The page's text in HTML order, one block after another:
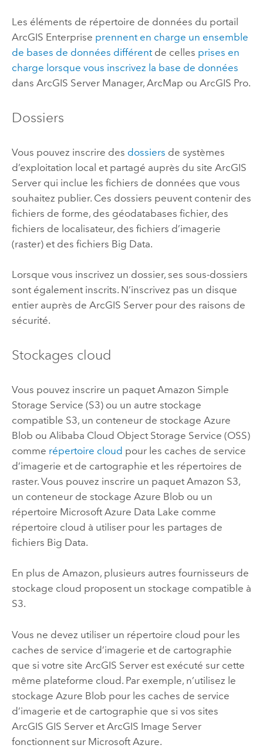
Les éléments de répertoire de données du portail
ArcGIS Enterprise prennent en charge un ensemble
de bases de données différentde celles prises en
charge lorsque vous inscrivez la base de données
dans ArcGIS Server Manager, ArcMap ou ArcGIS Pro.
Dossiers
Vous pouvez inscrire des dossiers de systèmes
d’exploitation local et partagé auprès du site ArcGIS
Serverqui inclue les fichiers de données que vous
souhaitez publier. Ces dossiers peuvent contenir des
fichiers de forme, des géodatabases fichier, des
fichiers de localisateur, des fichiers d’imagerie
(raster) et des fichiers Big Data.
Lorsque vous inscrivez un dossier, ses sous-dossiers
sont également inscrits. N’inscrivez pas un disque
entier auprès de ArcGIS Serverpour des raisons de
sécurité.
Stockages cloud
Vous pouvez inscrire un paquet Amazon Simple
Storage Service (S3)ou un autre stockage
compatible S3, un conteneur de stockage Azure
Blob ou Alibaba Cloud Object Storage Service (OSS)
comme répertoire cloud pour les caches de service
d’imagerie et de cartographie et les répertoires de
raster. Vous pouvez inscrire un paquet Amazon S3,
un conteneur de stockage Azure Blob ou un
répertoire Microsoft Azure Data Lake comme
répertoire cloud à utiliser pour les partages de
fichiers Big Data.
En plus de Amazon, plusieurs autres fournisseurs de
stockage cloud proposent un stockage compatible à
S3.
Vous ne devez utiliser un répertoire cloud pour les
caches de service d’imagerie et de cartographie
que si votre site ArcGIS Serverest exécuté sur cette
même plateforme cloud. Par exemple, n’utilisez le
stockage Azure Blob pour les caches de service
d’imagerie et de cartographie que si vos sites
ArcGIS GIS Serveret ArcGIS Image Server
fonctionnent sur Microsoft Azure.